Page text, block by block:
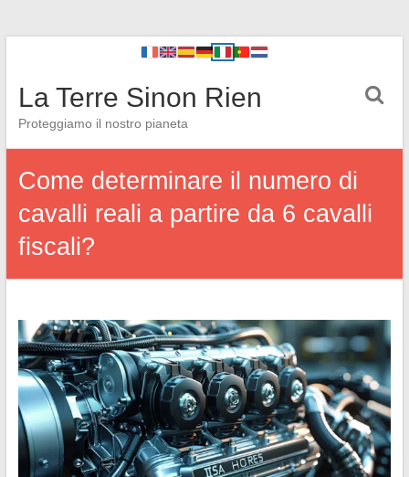
La Terre Sinon Rien
Proteggiamo il nostro pianeta
Come determinare il numero di
cavalli reali a partire da 6 cavalli
fiscali?